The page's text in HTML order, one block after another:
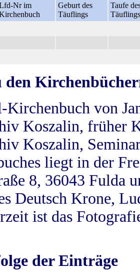
Nr im
Geburt des
Täuflings
Taufe
Täuflings
den
Kirchenbuch von
Koszalin, früher
Koszalin,
liegt in der
8, 36043 Fulda
Deutsch Krone,
ist das
der Einträge